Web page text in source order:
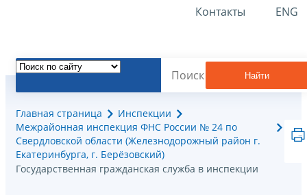
Контакты ENG
Найти
Главная страница
Инспекции
Межрайонная инспекция ФНС России № 24 по
Свердловской области (Железнодорожный район г.
Екатеринбурга, г. Берёзовский)
Государственная гражданская служба в инспекции